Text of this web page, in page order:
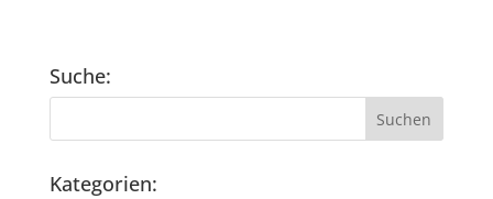
Suche:
Kategorien: